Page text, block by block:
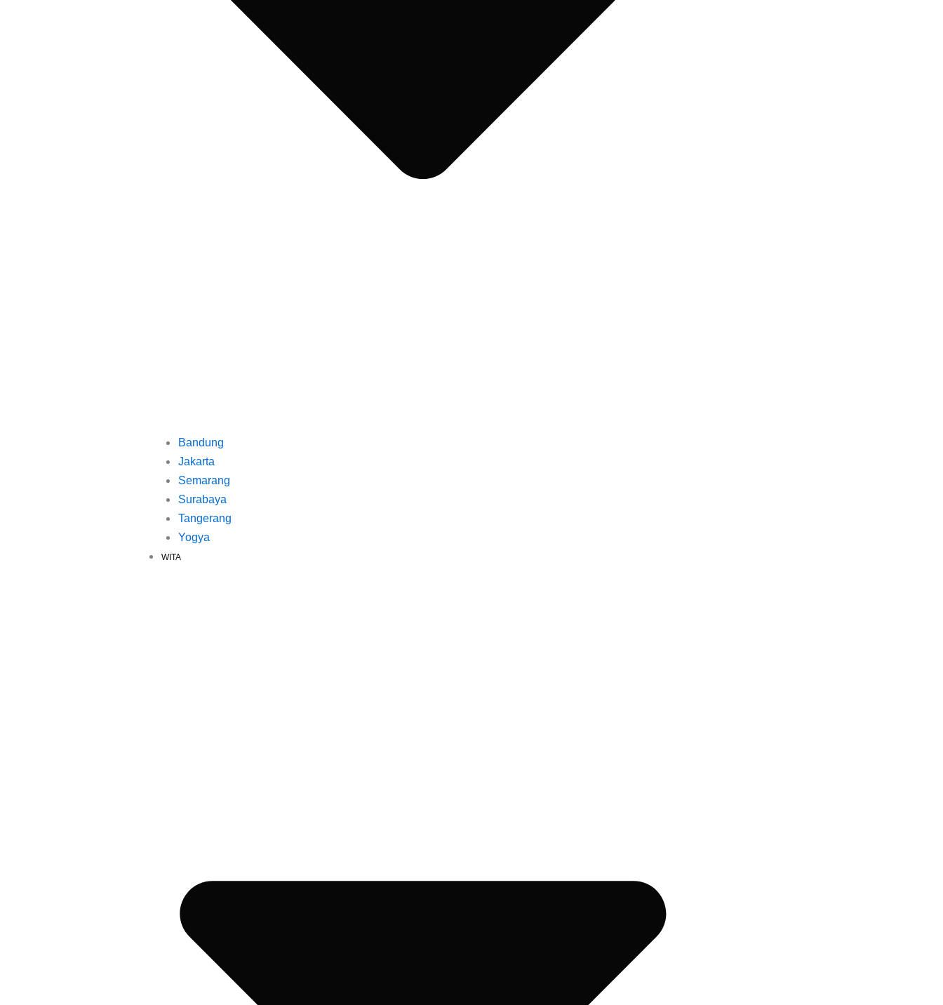
Bandung
Jakarta
Semarang
Surabaya
Tangerang
Yogya
WITA